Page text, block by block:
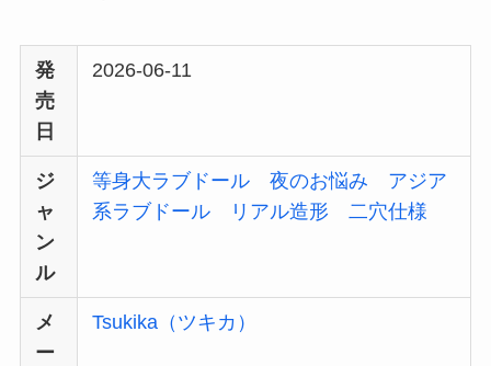
発
売
日
2026-06-11
ジ
ャ
ン
ル
等身大ラブドール 夜のお悩み
アジア
系ラブドール
リアル造形 二穴仕様
メ
ー
Tsukika（ツキカ）